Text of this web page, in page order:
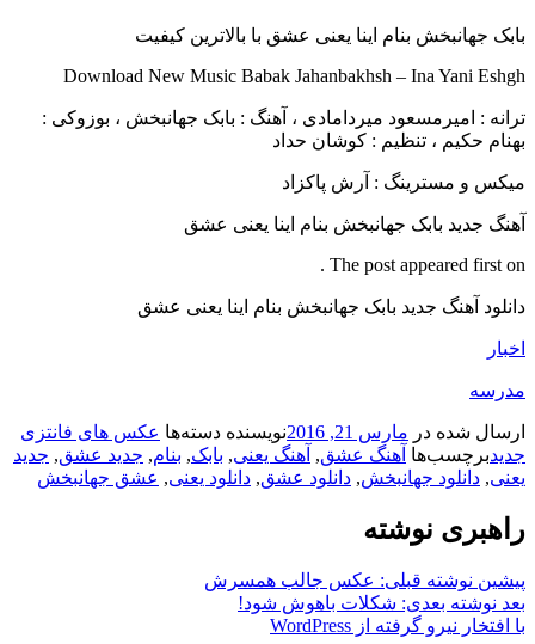
بابک جهانبخش بنام اینا یعنی عشق با بالاترین کیفیت
Download New Music Babak Jahanbakhsh – Ina Yani Eshgh
ترانه : امیرمسعود میردامادی ، آهنگ : بابک جهانبخش ، بوزوکی :
بهنام حکیم ، تنظیم : کوشان حداد
میکس و مسترینگ : آرش پاکزاد
آهنگ جدید بابک جهانبخش بنام اینا یعنی عشق
The post appeared first on .
دانلود آهنگ جدید بابک جهانبخش بنام اینا یعنی عشق
اخبار
مدرسه
ارسال شده در مارس 21, 2016 نویسنده دسته‌ها عکس های فانتزی
جدیدبرچسب‌ها آهنگ عشق, آهنگ یعنی, بابک, بنام, جدید عشق, جدید
یعنی, دانلود جهانبخش, دانلود عشق, دانلود یعنی, عشق جهانبخش
راهبری نوشته
پیشین نوشته قبلی: عکس جالب همسرش
بعد نوشته بعدی: شکلات باهوش شود!
با افتخار نیرو گرفته از WordPress